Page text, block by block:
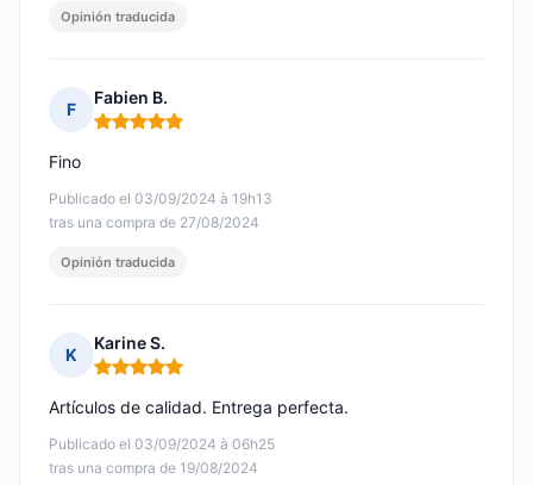
Opinión traducida
F
Fabien B.
Nota: 5 de 5
Publicado el 03/09/2024 à 19h13
tras una compra de 27/08/2024
Fino
Opinión traducida
K
Karine S.
Nota: 5 de 5
Publicado el 03/09/2024 à 06h25
tras una compra de 19/08/2024
Artículos de calidad. Entrega perfecta.